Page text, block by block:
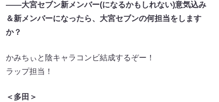
――大宮セブン新メンバー(になるかもしれない)意気込み
＆新メンバーになったら、大宮セブンの何担当をします
か？
かみちぃと陰キャラコンビ結成するぞー！
ラップ担当！
＜多田＞